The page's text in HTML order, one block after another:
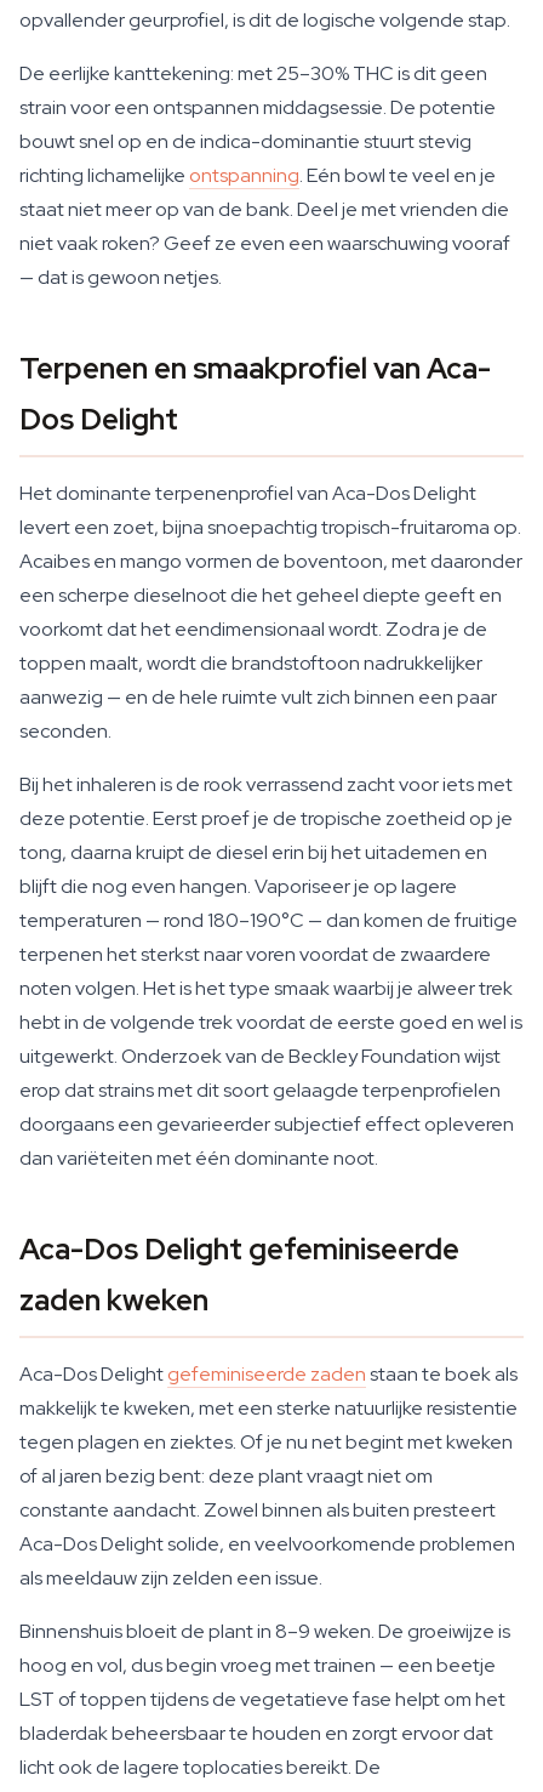
opvallender geurprofiel, is dit de logische volgende stap.
De eerlijke kanttekening: met 25–30% THC is dit geen
strain voor een ontspannen middagsessie. De potentie
bouwt snel op en de indica-dominantie stuurt stevig
richting lichamelijke ontspanning. Eén bowl te veel en je
staat niet meer op van de bank. Deel je met vrienden die
niet vaak roken? Geef ze even een waarschuwing vooraf
— dat is gewoon netjes.
Terpenen en smaakprofiel van Aca-
Dos Delight
Het dominante terpenenprofiel van Aca-Dos Delight
levert een zoet, bijna snoepachtig tropisch-fruitaroma op.
Acaibes en mango vormen de boventoon, met daaronder
een scherpe dieselnoot die het geheel diepte geeft en
voorkomt dat het eendimensionaal wordt. Zodra je de
toppen maalt, wordt die brandstoftoon nadrukkelijker
aanwezig — en de hele ruimte vult zich binnen een paar
seconden.
Bij het inhaleren is de rook verrassend zacht voor iets met
deze potentie. Eerst proef je de tropische zoetheid op je
tong, daarna kruipt de diesel erin bij het uitademen en
blijft die nog even hangen. Vaporiseer je op lagere
temperaturen — rond 180–190°C — dan komen de fruitige
terpenen het sterkst naar voren voordat de zwaardere
noten volgen. Het is het type smaak waarbij je alweer trek
hebt in de volgende trek voordat de eerste goed en wel is
uitgewerkt. Onderzoek van de Beckley Foundation wijst
erop dat strains met dit soort gelaagde terpenprofielen
doorgaans een gevarieerder subjectief effect opleveren
dan variëteiten met één dominante noot.
Aca-Dos Delight gefeminiseerde
zaden kweken
Aca-Dos Delightgefeminiseerde zadenstaan te boek als
makkelijk te kweken, met een sterke natuurlijke resistentie
tegen plagen en ziektes. Of je nu net begint met kweken
of al jaren bezig bent: deze plant vraagt niet om
constante aandacht. Zowel binnen als buiten presteert
Aca-Dos Delight solide, en veelvoorkomende problemen
als meeldauw zijn zelden een issue.
Binnenshuis bloeit de plant in 8–9 weken. De groeiwijze is
hoog en vol, dus begin vroeg met trainen — een beetje
LST of toppen tijdens de vegetatieve fase helpt om het
bladerdak beheersbaar te houden en zorgt ervoor dat
licht ook de lagere toplocaties bereikt. De